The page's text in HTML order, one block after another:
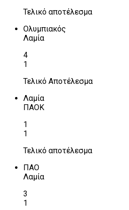
Τελικό αποτέλεσμα
Ολυμπιακός
Λαμία
4
1
Τελικό Αποτέλεσμα
Λαμία
ΠΑΟΚ
1
1
Τελικό αποτέλεσμα
ΠΑΟ
Λαμία
3
1